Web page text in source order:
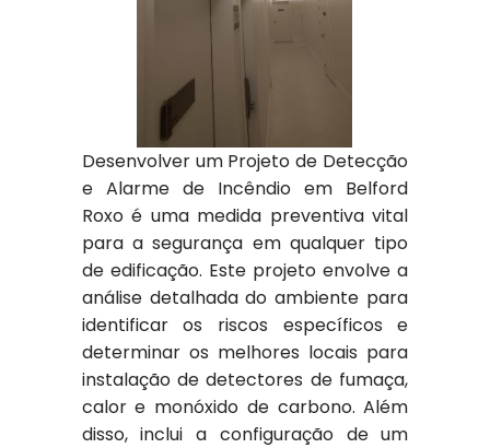
Desenvolver um Projeto de Detecção
e Alarme de Incêndio em Belford
Roxo é uma medida preventiva vital
para a segurança em qualquer tipo
de edificação. Este projeto envolve a
análise detalhada do ambiente para
identificar os riscos específicos e
determinar os melhores locais para
instalação de detectores de fumaça,
calor e monóxido de carbono. Além
disso, inclui a configuração de um